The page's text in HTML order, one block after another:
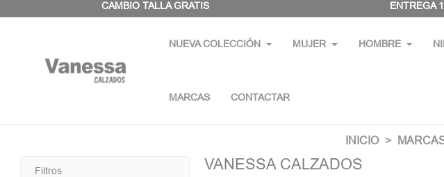
CAMBIO TALLA GRATIS ENTREGA
NUEVA COLECCIÓN MUJER HOMBRE
MARCAS CONTACTAR
INICIO
Filtros VANESSA CALZADOS
Panel de gestión de cookies